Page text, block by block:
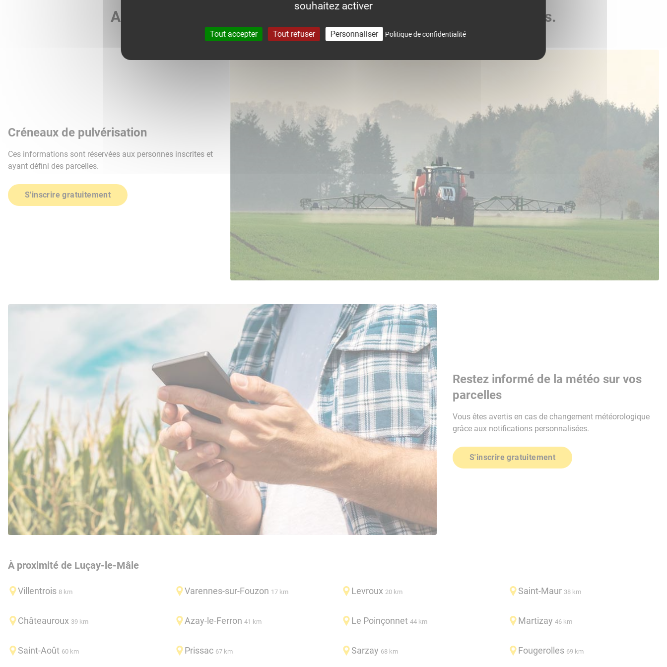
Agri météo vous accompagne dans le suivi météo de vos parcelles.
Créneaux de pulvérisation
Ces informations sont réservées aux personnes inscrites et
ayant défini des parcelles.
S'inscrire gratuitement
Restez informé de la météo sur vos
parcelles
Vous êtes avertis en cas de changement météorologique
grâce aux notifications personnalisées.
S'inscrire gratuitement
À proximité de Luçay-le-Mâle
Villentrois 8 km Varennes-sur-Fouzon 17 km Levroux 20 km Saint-Maur 38 km
Châteauroux 39 km Azay-le-Ferron 41 km Le Poinçonnet 44 km Martizay 46 km
Saint-Août 60 km Prissac 67 km Sarzay 68 km Fougerolles 69 km
souhaitez activer
Tout accepter Tout refuser Personnaliser Politique de confidentialité